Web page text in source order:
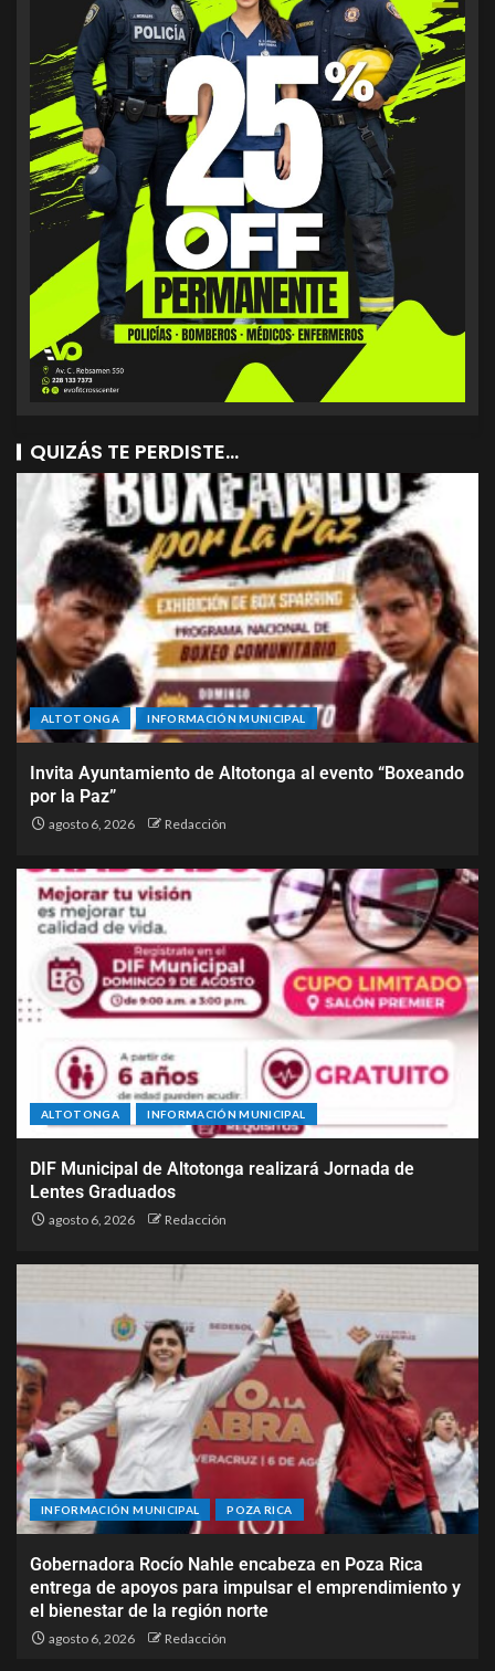
QUIZÁS TE PERDISTE...
ALTOTONGA INFORMACIÓN MUNICIPAL
Invita Ayuntamiento de Altotonga al evento “Boxeando
por la Paz”
agosto 6, 2026 Redacción
ALTOTONGA INFORMACIÓN MUNICIPAL
DIF Municipal de Altotonga realizará Jornada de
Lentes Graduados
agosto 6, 2026 Redacción
INFORMACIÓN MUNICIPAL POZA RICA
Gobernadora Rocío Nahle encabeza en Poza Rica
entrega de apoyos para impulsar el emprendimiento y
el bienestar de la región norte
agosto 6, 2026 Redacción